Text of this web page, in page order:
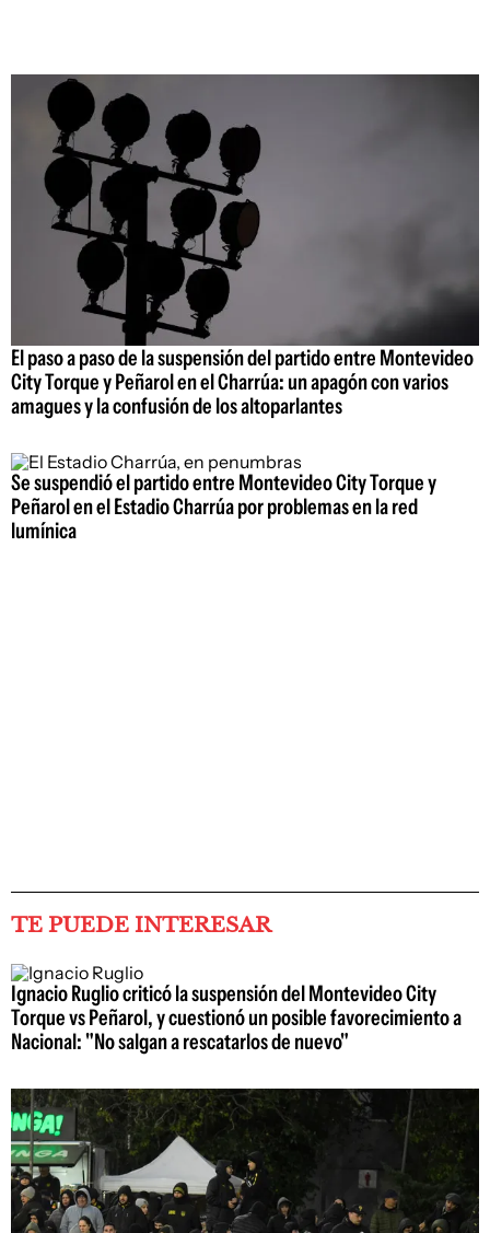
El paso a paso de la suspensión del partido entre Montevideo
City Torque y Peñarol en el Charrúa: un apagón con varios
amagues y la confusión de los altoparlantes
Se suspendió el partido entre Montevideo City Torque y
Peñarol en el Estadio Charrúa por problemas en la red
lumínica
TE PUEDE INTERESAR
Ignacio Ruglio criticó la suspensión del Montevideo City
Torque vs Peñarol, y cuestionó un posible favorecimiento a
Nacional: "No salgan a rescatarlos de nuevo"